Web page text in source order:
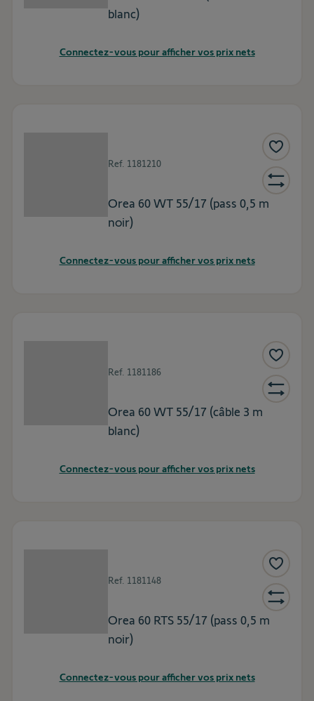
blanc)
Connectez-vous pour afficher vos prix nets
Ref. 1181210
Orea 60 WT 55/17 (pass 0,5 m
noir)
Connectez-vous pour afficher vos prix nets
Ref. 1181186
Orea 60 WT 55/17 (câble 3 m
blanc)
Connectez-vous pour afficher vos prix nets
Ref. 1181148
Orea 60 RTS 55/17 (pass 0,5 m
noir)
Connectez-vous pour afficher vos prix nets